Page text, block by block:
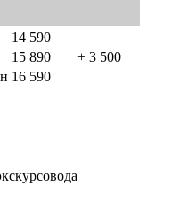
14 590
+ 3 500
15 890
16 590